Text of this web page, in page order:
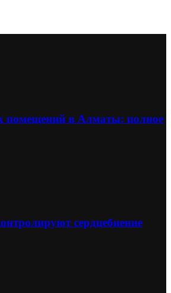
помещений в Алматы: полное
сердцебиение